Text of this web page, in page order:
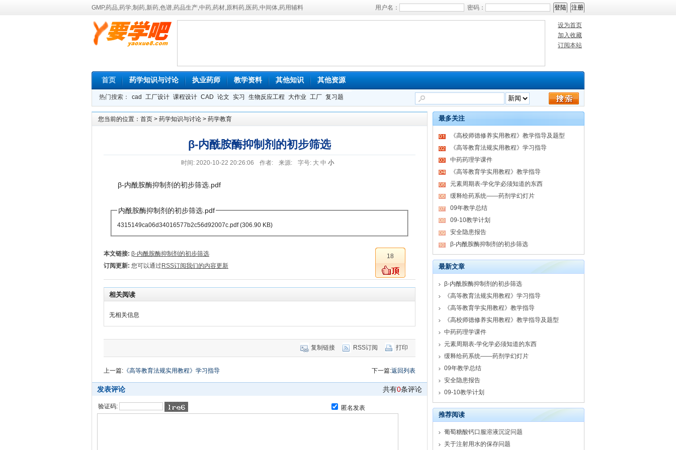
GMP,药品,药学,制药,新药,色谱,药品生产,中药,药材,原料药,医药,中间体,药用辅料 用户名： 密码：
设为首页
加入收藏
订阅本站
首页 药学知识与讨论 执业药师 教学资料 其他知识 其他资源
热门搜索： cad 工厂设计 课程设计 CAD 论文 实习 生物反应工程 大作业 工厂 复习题
您当前的位置： 首页 > 药学知识与讨论 > 药学教育
β-内酰胺酶抑制剂的初步筛选
时间: 2020-10-22 20:26:06 作者: 来源: 字号: 大 中 小
β-内酰胺酶抑制剂的初步筛选.pdf
内酰胺酶抑制剂的初步筛选.pdf
4315149ca06d34016577b2c56d92007c.pdf(306.90 KB)
18
本文链接: β-内酰胺酶抑制剂的初步筛选
订阅更新: 您可以通过RSS订阅我们的内容更新
相关阅读
无相关信息
打印
RSS订阅
复制链接
上一篇: 《高等教育法规实用教程》学习指导 下一篇:返回列表
发表评论 共有0条评论
验证码: 匿名发表
最多关注
《高校师德修养实用教程》教学指导及题型
《高等教育法规实用教程》学习指导
中药药理学课件
《高等教育学实用教程》教学指导
元素周期表-学化学必须知道的东西
缓释给药系统——药剂学幻灯片
09年教学总结
09-10教学计划
安全隐患报告
β-内酰胺酶抑制剂的初步筛选
最新文章
β-内酰胺酶抑制剂的初步筛选
《高等教育法规实用教程》学习指导
《高等教育学实用教程》教学指导
《高校师德修养实用教程》教学指导及题型
中药药理学课件
元素周期表-学化学必须知道的东西
缓释给药系统——药剂学幻灯片
09年教学总结
安全隐患报告
09-10教学计划
推荐阅读
葡萄糖酸钙口服溶液沉淀问题
关于注射用水的保存问题